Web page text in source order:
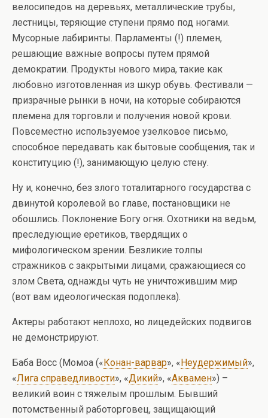
велосипедов на деревьях, металлические трубы,
лестницы, теряющие ступени прямо под ногами.
Мусорные лабиринты. Парламенты (!) племен,
решающие важные вопросы путем прямой
демократии. Продукты нового мира, такие как
любовно изготовленная из шкур обувь. Фестивали —
призрачные рынки в ночи, на которые собираются
племена для торговли и получения новой крови.
Повсеместно используемое узелковое письмо,
способное передавать как бытовые сообщения, так и
конституцию (!), занимающую целую стену.
Ну и, конечно, без злого тоталитарного государства с
двинутой королевой во главе, постановщики не
обошлись. Поклонение Богу огня. Охотники на ведьм,
преследующие еретиков, твердящих о
мифологическом зрении. Безликие толпы
стражников с закрытыми лицами, сражающиеся со
злом Света, однажды чуть не уничтожившим мир
(вот вам идеологическая подоплека).
Актеры работают неплохо, но лицедейских подвигов
не демонстрируют.
Баба Восс (Момоа («Конан-варвар», «Неудержимый»,
«Лига справедливости», «Дикий», «Аквамен») –
великий воин с тяжелым прошлым. Бывший
потомственный работорговец, защищающий